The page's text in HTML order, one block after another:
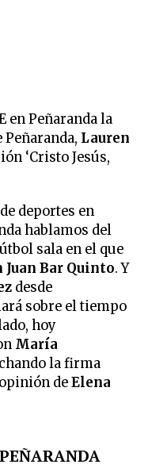
en Peñaranda la
Lauren
‘Cristo Jesús,
deportes en
hablamos del
sala en el que
Juan Bar Quinto. Y
desde
sobre el tiempo
hoy
María
la firma
deElena